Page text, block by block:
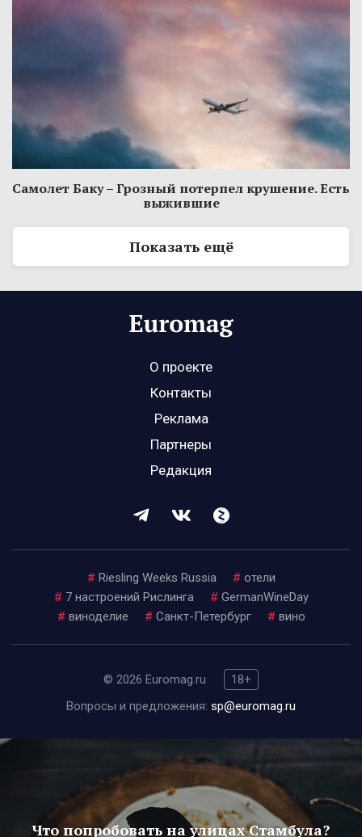
Самолет Баку – Грозный потерпел крушение. Есть
выжившие
Показать ещё
О проекте
Контакты
Реклама
Партнеры
Редакция
# Riesling Weeks Russia # отели
# 7 настроений Рислинга # GermanWineDay
# виноделие # Санкт-Петербург # вино
© 2026 Euromag.ru
18+
Вопросы и предложения: sp@euromag.ru
Что попробовать на улицах Стамбула?